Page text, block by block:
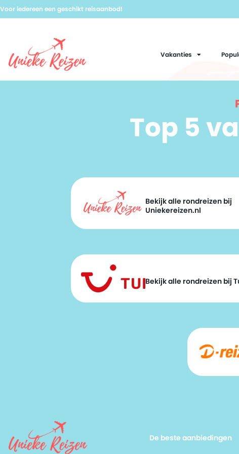
Voor iedereen een geschikt reisaanbod!
Vakanties
Top 5
Bekijk alle rondreizen bij
Uniekereizen.nl
Bekijk alle rondreizen bij
De beste aanbiedingen